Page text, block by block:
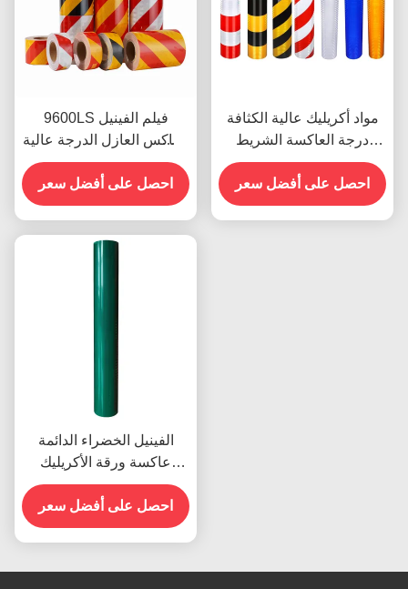
9600LS فيلم الفينيل
العاكس العازل الدرجة عالية
الكثافة
احصل على أفضل سعر
مواد أكريليك عالية الكثافة
درجة العاكسة الشريط
الميل الشريط 9300s
للملصقات المركبات
احصل على أفضل سعر
الفينيل الخضراء الدائمة
عاكسة ورقة الأكريليك
للسلامة على الطريق
احصل على أفضل سعر